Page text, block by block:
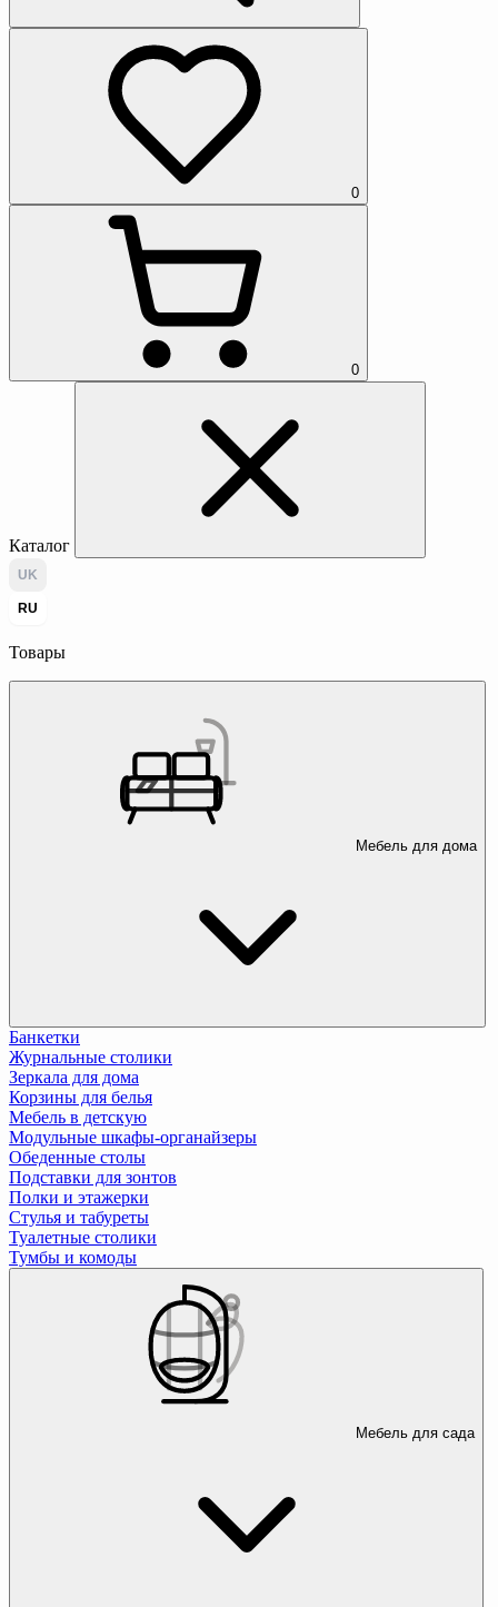
0
0
Каталог
UK
RU
Товары
Мебель для дома
Банкетки
Журнальные столики
Зеркала для дома
Корзины для белья
Мебель в детскую
Модульные шкафы-органайзеры
Обеденные столы
Подставки для зонтов
Полки и этажерки
Стулья и табуреты
Туалетные столики
Тумбы и комоды
Мебель для сада